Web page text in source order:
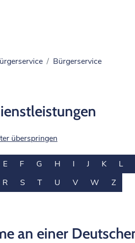
Bürgerservice
überspringen
E F G H I J K
L
R S T U V W Z
an einer